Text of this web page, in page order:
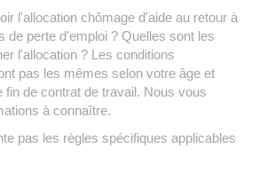
l'allocation chômage d'aide au retour à
de perte d'emploi ? Quelles sont les
l'allocation ? Les conditions
pas les mêmes selon votre âge et
fin de contrat de travail. Nous vous
à connaître.
pas les règles spécifiques applicables